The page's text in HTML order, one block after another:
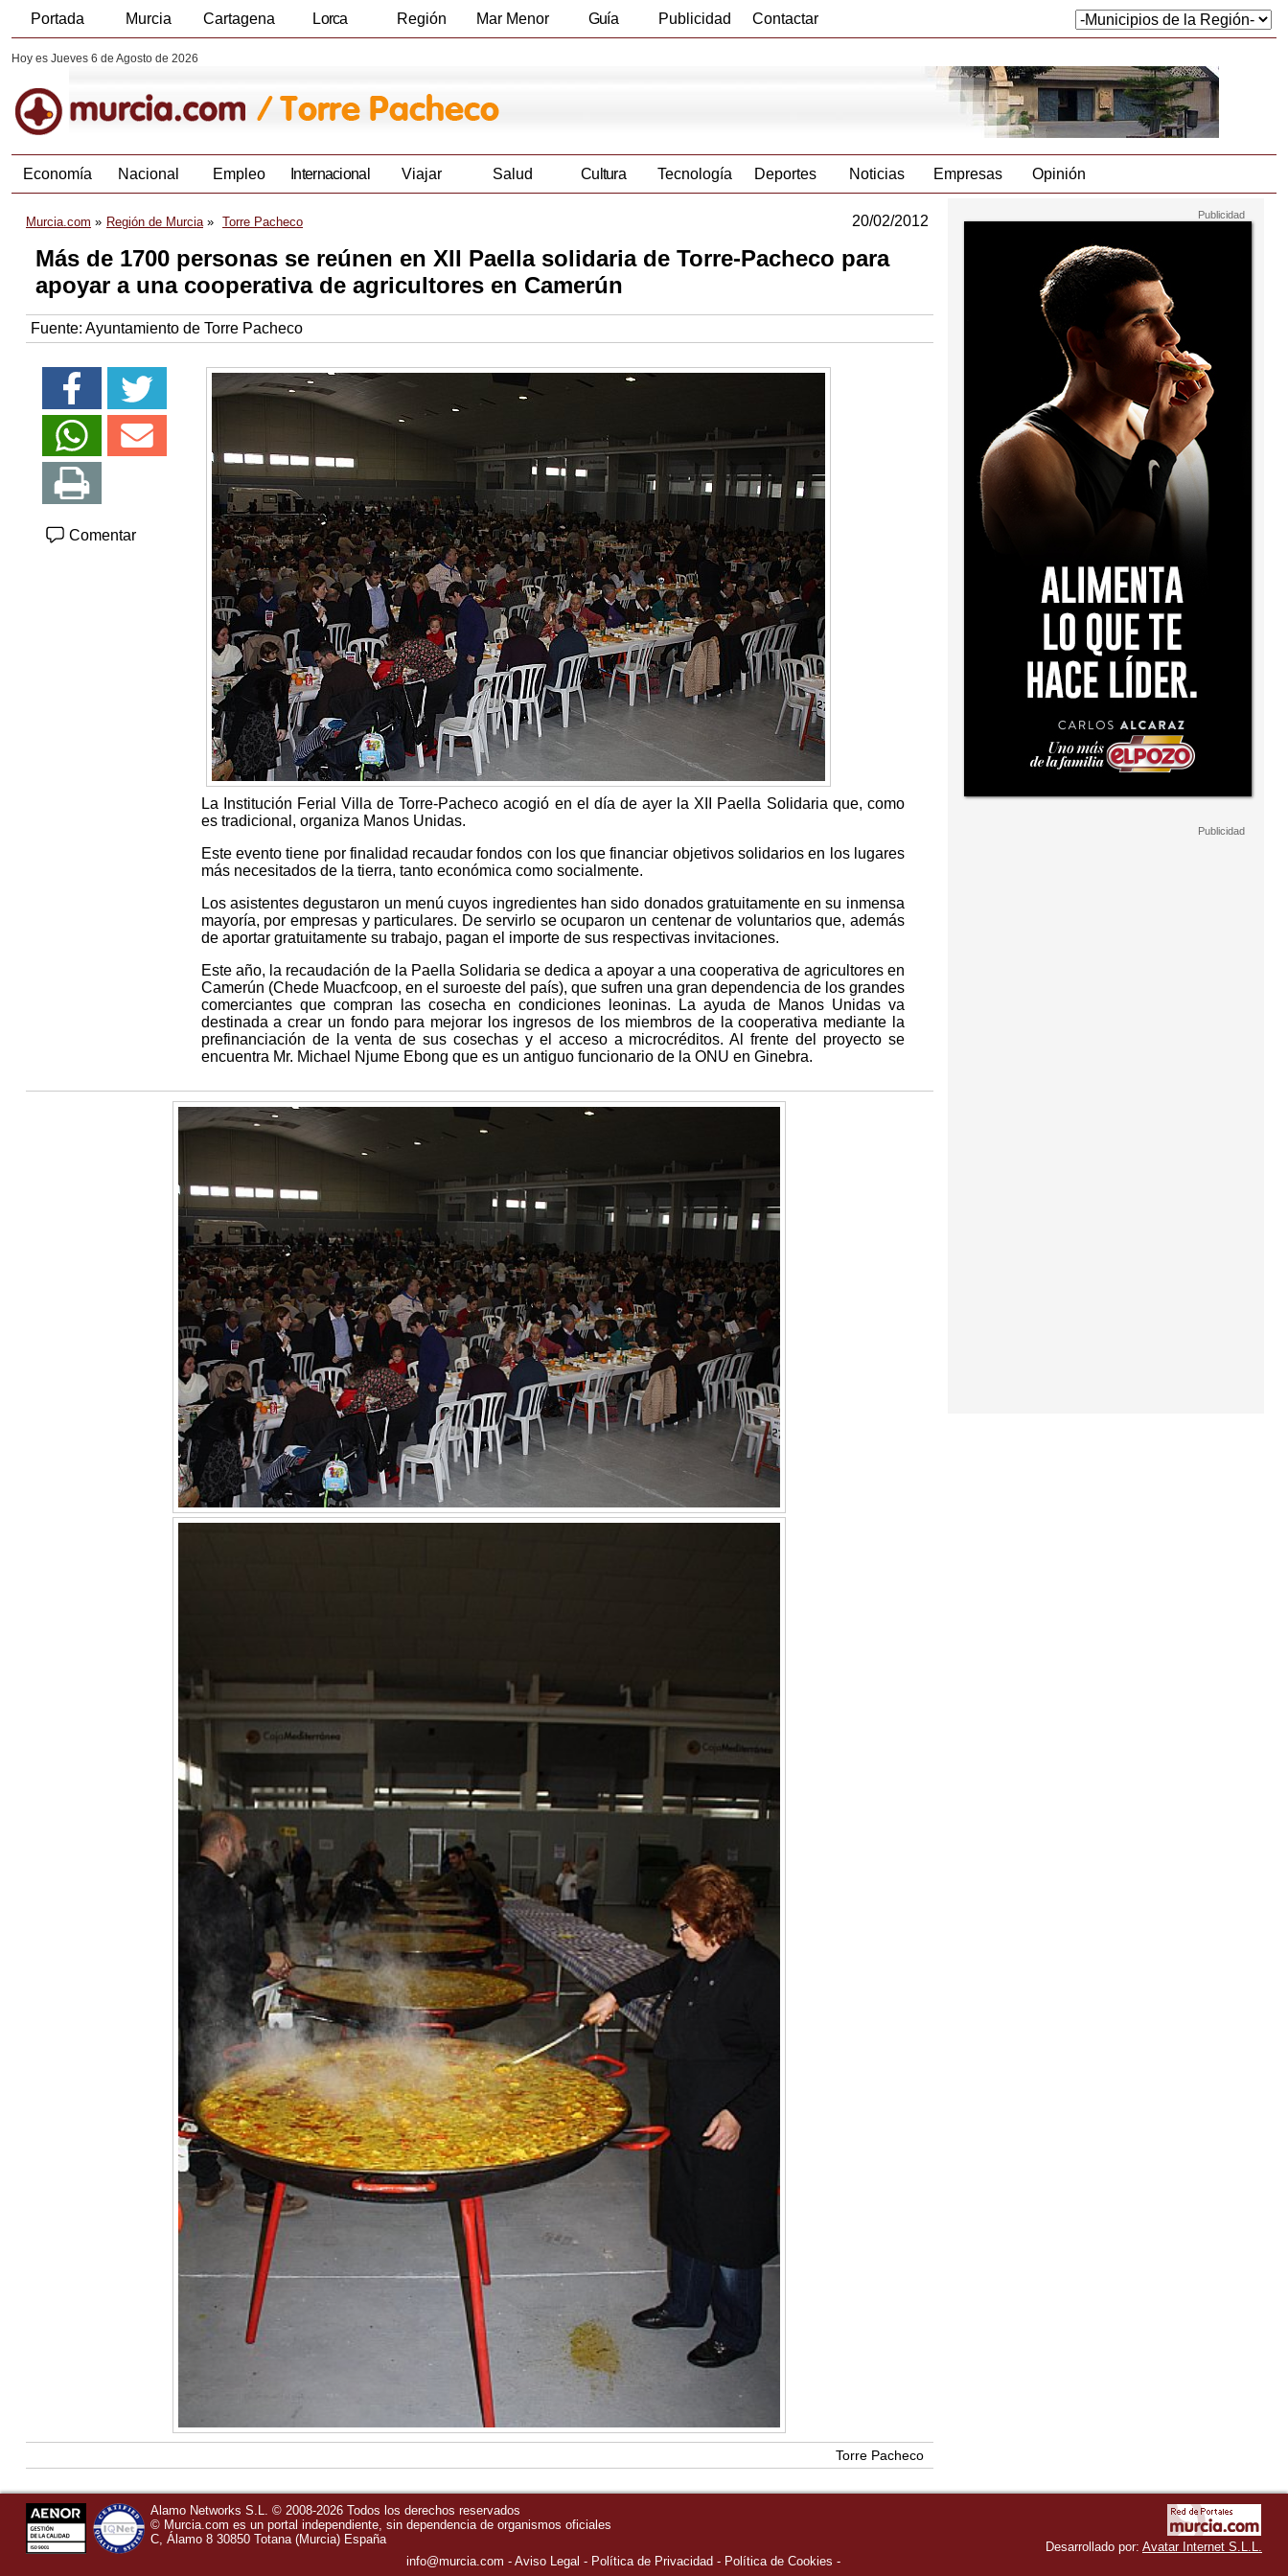
Portada Murcia Cartagena Lorca Región Mar Menor Guía Publicidad Contactar
Hoy es Jueves 6 de Agosto de 2026
Economía Nacional Empleo Internacional Viajar Salud Cultura Tecnología Deportes Noticias Empresas Opinión
Murcia.com Región de Murcia Torre Pacheco 20/02/2012
Más de 1700 personas se reúnen en XII Paella solidaria de Torre-Pacheco para
apoyar a una cooperativa de agricultores en Camerún
Fuente: Ayuntamiento de Torre Pacheco
Comentar
La Institución Ferial Villa de Torre-Pacheco acogió en el día de ayer la XII Paella Solidaria que, como
es tradicional, organiza Manos Unidas.
Este evento tiene por finalidad recaudar fondos con los que financiar objetivos solidarios en los lugares
más necesitados de la tierra, tanto económica como socialmente.
Los asistentes degustaron un menú cuyos ingredientes han sido donados gratuitamente en su inmensa
mayoría, por empresas y particulares. De servirlo se ocuparon un centenar de voluntarios que, además
de aportar gratuitamente su trabajo, pagan el importe de sus respectivas invitaciones.
Este año, la recaudación de la Paella Solidaria se dedica a apoyar a una cooperativa de agricultores en
Camerún (Chede Muacfcoop, en el suroeste del país), que sufren una gran dependencia de los grandes
comerciantes que compran las cosecha en condiciones leoninas. La ayuda de Manos Unidas va
destinada a crear un fondo para mejorar los ingresos de los miembros de la cooperativa mediante la
prefinanciación de la venta de sus cosechas y el acceso a microcréditos. Al frente del proyecto se
encuentra Mr. Michael Njume Ebong que es un antiguo funcionario de la ONU en Ginebra.
Torre Pacheco
Alamo Networks S.L. © 2008-2026 Todos los derechos reservados
© Murcia.com es un portal independiente, sin dependencia de organismos oficiales
C, Álamo 8 30850 Totana (Murcia) España
info@murcia.com
Aviso Legal Política de Privacidad - Política de Cookies
Desarrollado por: Avatar Internet S.L.L.